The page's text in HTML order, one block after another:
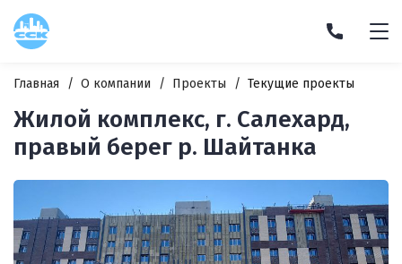
Главная О компании Проекты Текущие проекты
Жилой комплекс, г. Салехард,
правый берег р. Шайтанка